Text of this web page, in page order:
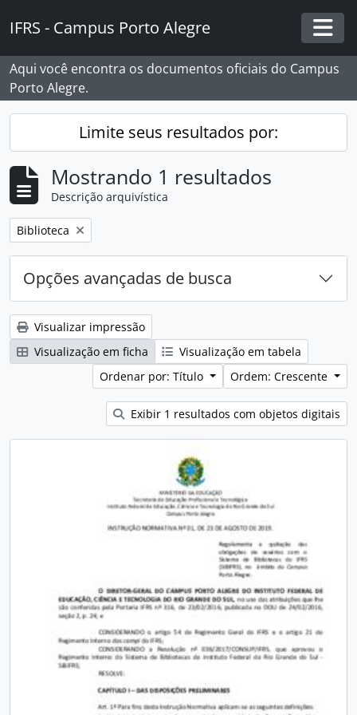
IFRS - Campus Porto Alegre
Aqui você encontra os documentos oficiais do Campus
Porto Alegre.
Limite seus resultados por:
Mostrando 1 resultados
Descrição arquivística
Remover filtro:
Biblioteca
Opções avançadas de busca
Visualizar impressão
Visualização em ficha
Visualização em tabela
Ordenar por: Título
Ordem: Crescente
Exibir 1 resultados com objetos digitais